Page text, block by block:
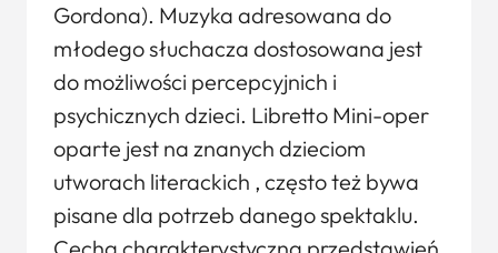
Gordona). Muzyka adresowana do
młodego słuchacza dostosowana jest
do możliwości percepcyjnich i
psychicznych dzieci. Libretto Mini-oper
oparte jest na znanych dzieciom
utworach literackich , często też bywa
pisane dla potrzeb danego spektaklu.